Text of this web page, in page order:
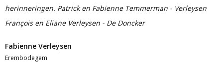
herinneringen. Patrick en Fabienne Temmerman - Verleysen
François en Eliane Verleysen - De Doncker
Fabienne Verleysen
Erembodegem